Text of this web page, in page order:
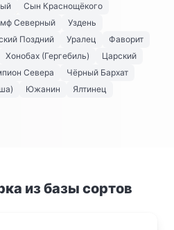
Сын Краснощёкого
Северный
Уздень
Поздний Уралец
Фаворит
Хонобах (Гергебиль)
Царский
Севера
Чёрный Бархат
Южанин
Ялтинец
из базы сортов